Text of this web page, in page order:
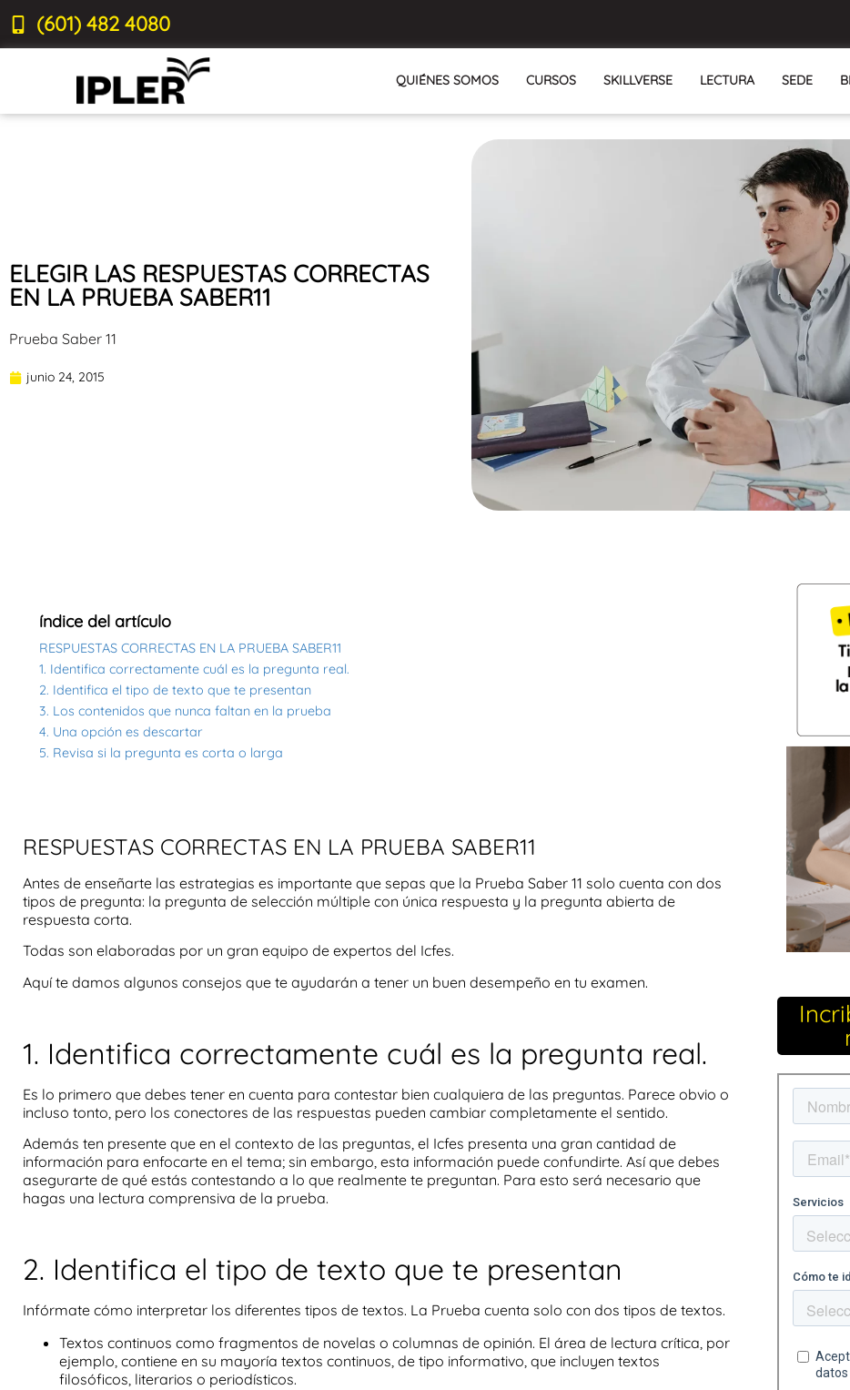
(601) 482 4080
QUIÉNES SOMOS CURSOS SKILLVERSE LECTURA SEDE
ELEGIR LAS RESPUESTAS CORRECTAS
EN LA PRUEBA SABER11
Prueba Saber 11
junio 24, 2015
índice del artículo
RESPUESTAS CORRECTAS EN LA PRUEBA SABER11
1. Identifica correctamente cuál es la pregunta real.
2. Identifica el tipo de texto que te presentan
3. Los contenidos que nunca faltan en la prueba
4. Una opción es descartar
5. Revisa si la pregunta es corta o larga
RESPUESTAS CORRECTAS EN LA PRUEBA SABER11
Antes de enseñarte las estrategias es importante que sepas que la Prueba Saber 11 solo cuenta con dos
tipos de pregunta: la pregunta de selección múltiple con única respuesta y la pregunta abierta de
respuesta corta.
Todas son elaboradas por un gran equipo de expertos del Icfes.
Aquí te damos algunos consejos que te ayudarán a tener un buen desempeño en tu examen.
1. Identifica correctamente cuál es la pregunta real.
Es lo primero que debes tener en cuenta para contestar bien cualquiera de las preguntas. Parece obvio o
incluso tonto, pero los conectores de las respuestas pueden cambiar completamente el sentido.
Además ten presente que en el contexto de las preguntas, el Icfes presenta una gran cantidad de
información para enfocarte en el tema; sin embargo, esta información puede confundirte. Así que debes
asegurarte de qué estás contestando a lo que realmente te preguntan. Para esto será necesario que
hagas una lectura comprensiva de la prueba.
2. Identifica el tipo de texto que te presentan
Infórmate cómo interpretar los diferentes tipos de textos. La Prueba cuenta solo con dos tipos de textos.
Textos continuos como fragmentos de novelas o columnas de opinión. El área de lectura crítica, por
ejemplo, contiene en su mayoría textos continuos, de tipo informativo, que incluyen textos
filosóficos, literarios o periodísticos.